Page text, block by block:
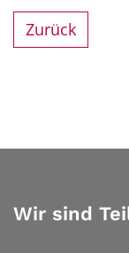
Zurück
Wir sind